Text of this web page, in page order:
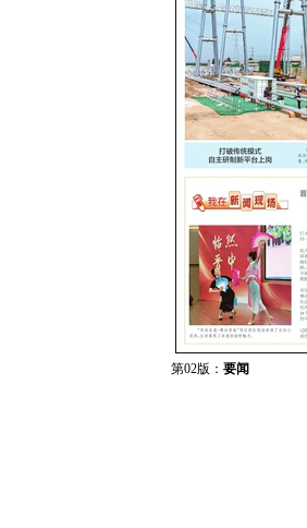
第02版： 要闻